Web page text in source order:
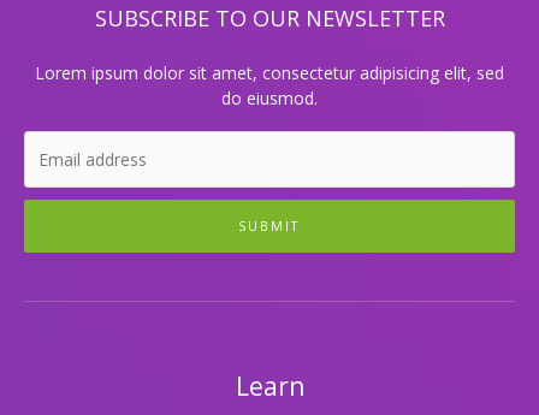
SUBSCRIBE TO OUR NEWSLETTER
Lorem ipsum dolor sit amet, consectetur adipisicing elit, sed
do eiusmod.
SUBMIT
Learn